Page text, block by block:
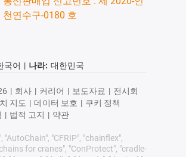
천연수구-0180 호
국어 | 나라: 대한민국
| 회사 | 커리어 | 보도자료 | 전시회
지도 | 데이터 보호 | 쿠키 정책
| 법적 고지 | 약관
"AutoChain", "CFRIP", "chainflex",
for cranes", "ConProtect", "cradle-